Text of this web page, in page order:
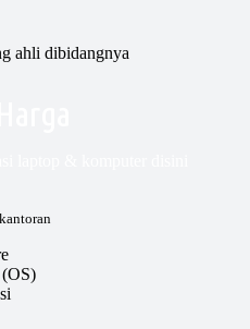
ahli dibidangnya